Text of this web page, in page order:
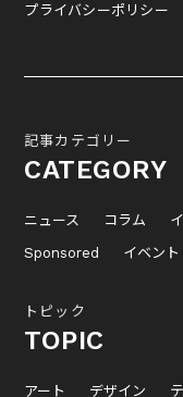
プライバシーポリシー
記事カテゴリー
CATEGORY
ニュース コラム
Sponsored
イベント
トピック
TOPIC
アート デザイン